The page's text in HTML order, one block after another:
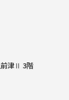
前津Ⅱ 3階